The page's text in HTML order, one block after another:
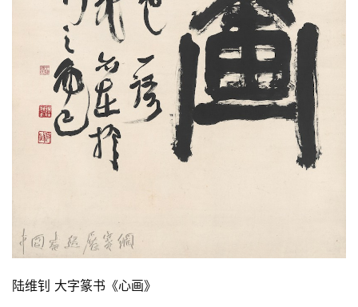
陆维钊 大字篆书《心画》